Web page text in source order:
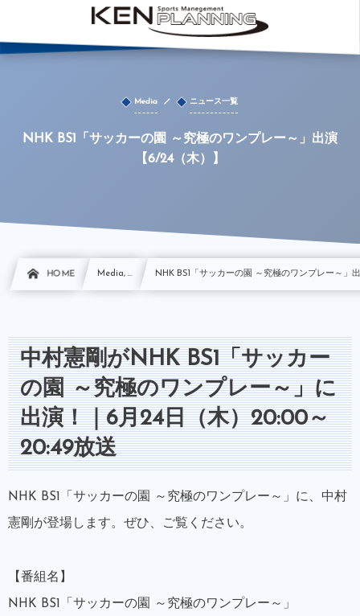
Media ニュース一覧
NHK BS1「サッカーの園 ～究極のワンプレー～」出演
【6/24（木）】
HOME Media, … NHK BS1「サッカーの園 ～究極のワンプレー～」
中村憲剛がNHK BS1「サッカー
の園 ～究極のワンプレー～」に
出演！｜6月24日（木）20:00～
20:49放送
NHK BS1「サッカーの園 ～究極のワンプレー～」に、中村
憲剛が登場します。ぜひ、ご覧ください。
【番組名】
NHK BS1「サッカーの園 ～究極のワンプレー～」